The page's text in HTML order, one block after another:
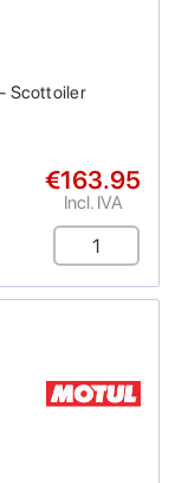
Scottoiler
€163.95
Incl. IVA